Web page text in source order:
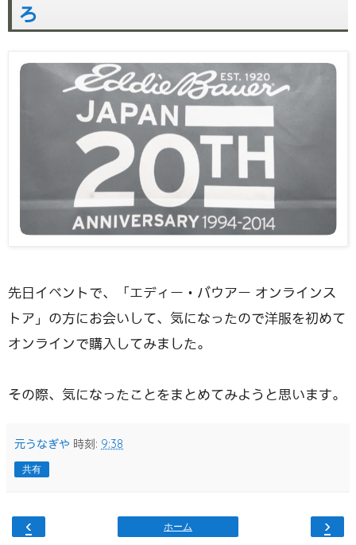
ろ
先日イベントで、「エディー・バウアー オンラインス
トア」の方にお会いして、気になったので洋服を初めて
オンラインで購入してみました。
その際、気になったことをまとめてみようと思います。
元うなぎや 時刻: 9:38
共有
‹ ›
ホーム